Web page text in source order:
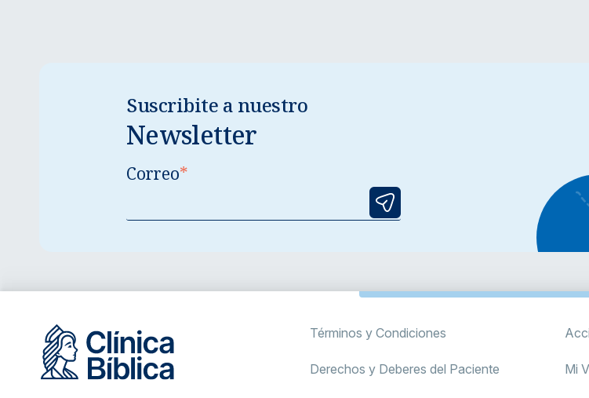
Suscribite a nuestro
Newsletter
Correo*
Términos y Condiciones
Derechos y Deberes del Paciente Mi